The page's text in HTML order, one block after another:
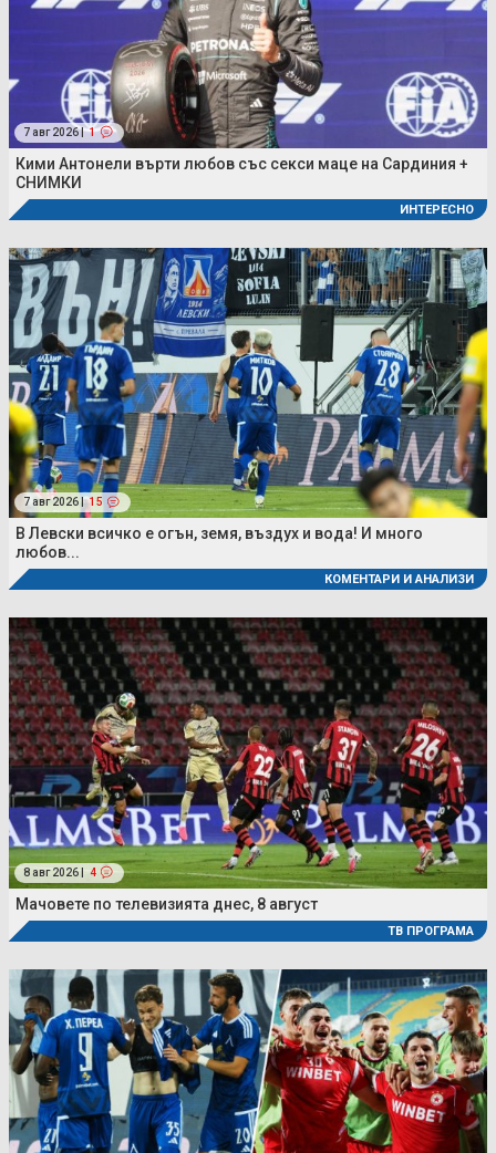
7 авг 2026 | 1
Кими Антонели върти любов със секси маце на Сардиния +
СНИМКИ
ИНТЕРЕСНО
7 авг 2026 | 15
В Левски всичко е огън, земя, въздух и вода! И много
любов...
КОМЕНТАРИ И АНАЛИЗИ
8 авг 2026 | 4
Мачовете по телевизията днес, 8 август
ТВ ПРОГРАМА